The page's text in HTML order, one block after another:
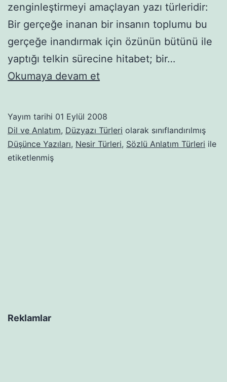
zenginleştirmeyi amaçlayan yazı türleridir:
Bir gerçeğe inanan bir insanın toplumu bu
gerçeğe inandırmak için özünün bütünü ile
yaptığı telkin sürecine hitabet; bir…
Okumaya devam etSöylev
Yayım tarihi 01 Eylül 2008
Dil ve Anlatım, Düzyazı Türleri olarak sınıflandırılmış
Düşünce Yazıları, Nesir Türleri, Sözlü Anlatım Türleri ile
etiketlenmiş
Reklamlar